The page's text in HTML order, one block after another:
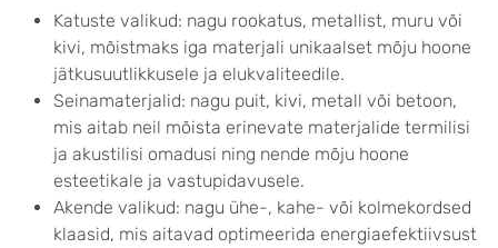
Katuste valikud: nagu rookatus, metallist, muru või
kivi, mõistmaks iga materjali unikaalset mõju hoone
jätkusuutlikkusele ja elukvaliteedile.
Seinamaterjalid: nagu puit, kivi, metall või betoon,
mis aitab neil mõista erinevate materjalide termilisi
ja akustilisi omadusi ning nende mõju hoone
esteetikale ja vastupidavusele.
Akende valikud: nagu ühe-, kahe- või kolmekordsed
klaasid, mis aitavad optimeerida energiaefektiivsust